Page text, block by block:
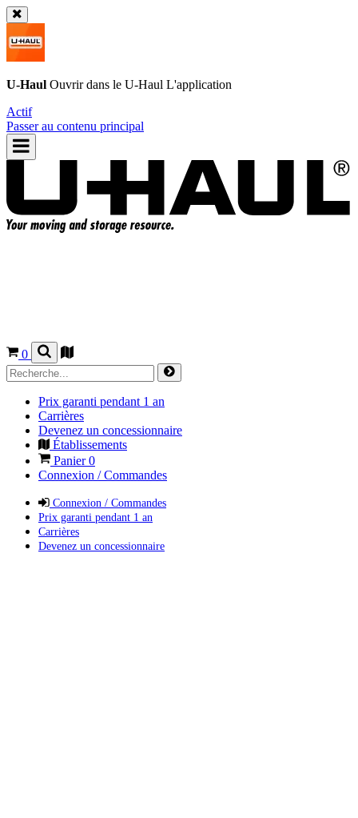
U-Haul Ouvrir dans le U-Haul L'application
Actif
Passer au contenu principal
0
Prix garanti pendant 1 an
Carrières
Devenez un concessionnaire
Établissements
Panier0
Connexion / Commandes
Connexion / Commandes
Prix garanti pendant 1 an
Carrières
Devenez un concessionnaire